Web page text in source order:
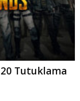
Tutuklama